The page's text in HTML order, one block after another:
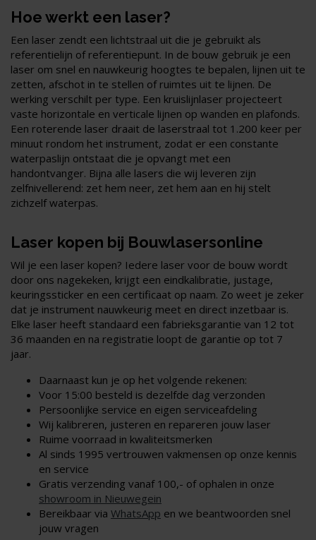
Hoe werkt een laser?
Een laser zendt een lichtstraal uit die je gebruikt als
referentielijn of referentiepunt. In de bouw gebruik je een
laser om snel en nauwkeurig hoogtes te bepalen, lijnen uit te
zetten, afschot in te stellen of ruimtes uit te lijnen. De
werking verschilt per type. Een kruislijnlaser projecteert
vaste horizontale en verticale lijnen op wanden en plafonds.
Een roterende laser draait de laserstraal tot 1.200 keer per
minuut rondom het instrument, zodat er een constante
waterpaslijn ontstaat die je opvangt met een
handontvanger. Bijna alle lasers die wij leveren zijn
zelfnivellerend: zet hem neer, zet hem aan en hij stelt
zichzelf waterpas.
Laser kopen bij Bouwlasersonline
Wil je een laser kopen? Iedere laser voor de bouw wordt
door ons nagekeken, krijgt een eindkalibratie, justage,
keuringssticker en een certificaat op naam. Zo weet je zeker
dat je instrument nauwkeurig meet en direct inzetbaar is.
Elke laser heeft standaard een fabrieksgarantie van 12 tot
36 maanden en na registratie loopt de garantie op tot 7
jaar.
Daarnaast kun je op het volgende rekenen:
Voor 15:00 besteld is dezelfde dag verzonden
Persoonlijke service en eigen serviceafdeling
Wij kalibreren, justeren en repareren jouw laser
Ruime voorraad in kwaliteitsmerken
Al sinds 1995 vertrouwen vakmensen op onze kennis
en service
Gratis verzending vanaf 100,- of ophalen in onze
showroom in Nieuwegein
Bereikbaar via WhatsApp en we beantwoorden snel
jouw vragen